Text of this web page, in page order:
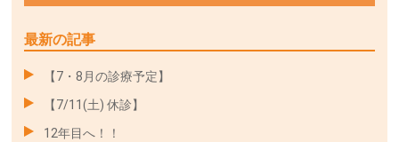
最新の記事
【7・8月の診療予定】
【7/11(土) 休診】
12年目へ！！